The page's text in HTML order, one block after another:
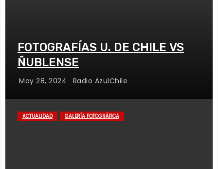
FOTOGRAFÍAS U. DE CHILE VS
ÑUBLENSE
May 28, 2024 Radio AzulChile
ACTUALIDAD GALERÍA FOTOGRÁFICA